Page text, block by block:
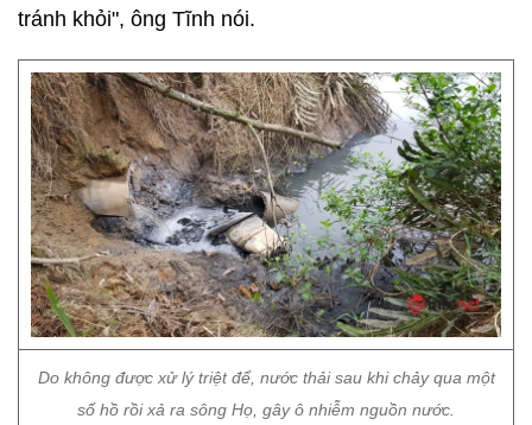
tránh khỏi", ông Tĩnh nói.
Do không được xử lý triệt để, nước thải sau khi chảy qua một
số hồ rồi xả ra sông Họ, gây ô nhiễm nguồn nước.